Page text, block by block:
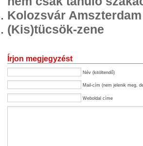
Kolozsvár
(Kis)tücsök-zene
Írjon megjegyzést
Név (kitöltendő)
Mail-cím (nem jelenik meg,
Weboldal címe